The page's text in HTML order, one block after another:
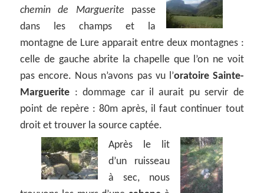
chemin de Marguerite passe
dans les champs et la
montagne de Lure apparait entre deux montagnes :
celle de gauche abrite la chapelle que l’on ne voit
pas encore. Nous n’avons pas vu l’oratoire Sainte-
Marguerite : dommage car il aurait pu servir de
point de repère : 80m après, il faut continuer tout
droit et trouver la source captée.
Après le lit
d’un ruisseau
à sec, nous